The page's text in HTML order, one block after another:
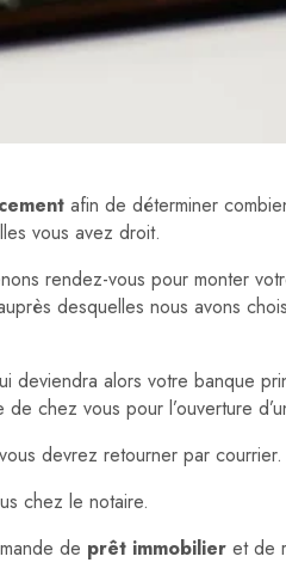
afin de déterminer
vous avez droit.
rendez-vous pour monter
desquelles nous avons
deviendra alors votre banque
chez vous pour l’ouverture
devrez retourner par courrier.
chez le notaire.
de prêt immobilier et de